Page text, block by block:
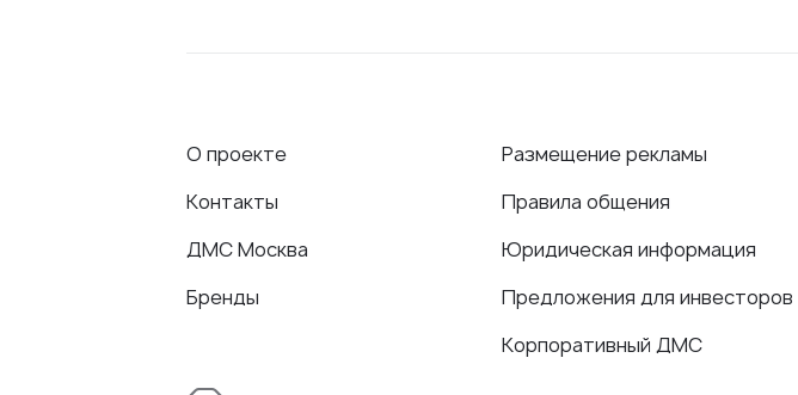
О проекте
Контакты
ДМС Москва
Бренды
Размещение рекламы
Правила общения
Юридическая информация
Предложения для инвесторов
Корпоративный ДМС